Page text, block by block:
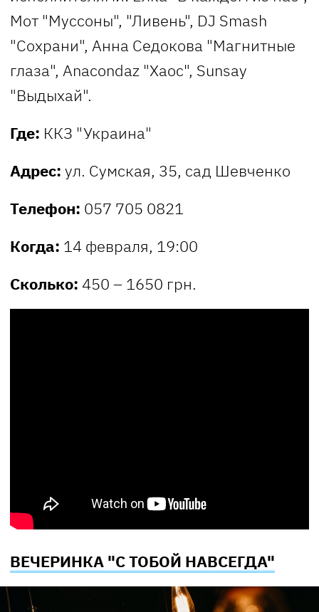
Мот "Муссоны", "Ливень", DJ Smash
"Сохрани", Анна Седокова "Магнитные
глаза", Anaсondaz "Хаос", Sunsay
"Выдыхай".
Где: ККЗ "Украина"
Адрес: ул. Сумская, 35, сад Шевченко
Телефон: 057 705 0821
Когда: 14 февраля, 19:00
Сколько: 450 – 1650 грн.
ВЕЧЕРИНКА "С ТОБОЙ НАВСЕГДА"